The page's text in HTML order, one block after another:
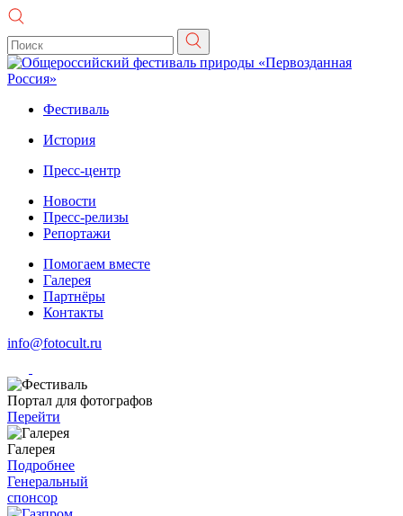
Фестиваль
История
Пресс-центр
Новости
Пресс-релизы
Репортажи
Помогаем вместе
Галерея
Партнёры
Контакты
info@fotocult.ru
Портал для фотографов
Перейти
Галерея
Подробнее
Генеральный
спонсор